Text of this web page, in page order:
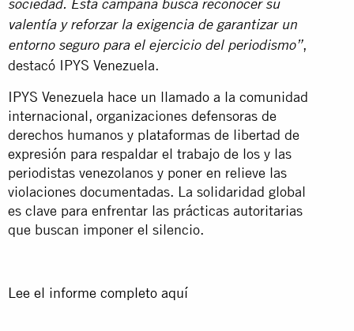
sociedad. Esta campaña busca reconocer su
valentía y reforzar la exigencia de garantizar un
entorno seguro para el ejercicio del periodismo”,
destacó IPYS Venezuela.
IPYS Venezuela hace un llamado a la comunidad
internacional, organizaciones defensoras de
derechos humanos y plataformas de libertad de
expresión para respaldar el trabajo de los y las
periodistas venezolanos y poner en relieve las
violaciones documentadas. La solidaridad global
es clave para enfrentar las prácticas autoritarias
que buscan imponer el silencio.
Lee el informe completo aquí